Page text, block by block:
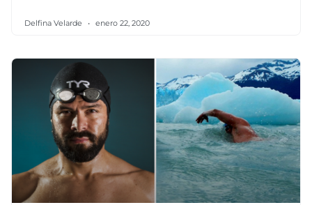
Delfina Velarde enero 22, 2020